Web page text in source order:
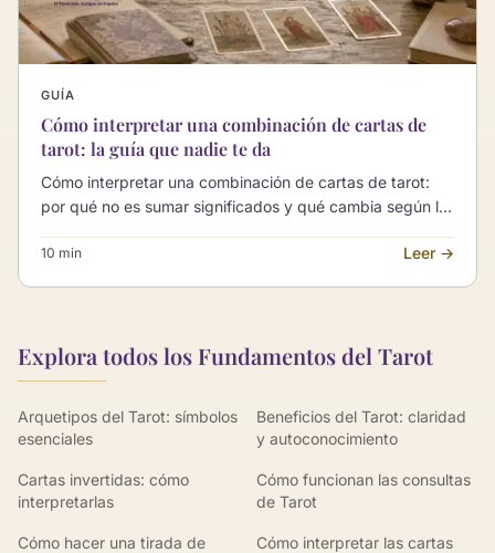
GUÍA
Cómo interpretar una combinación de cartas de
tarot: la guía que nadie te da
Cómo interpretar una combinación de cartas de tarot:
por qué no es sumar significados y qué cambia según la
10 min Leer →
Explora todos los Fundamentos del Tarot
Arquetipos del Tarot: símbolos
esenciales
Beneficios del Tarot: claridad
y autoconocimiento
Cartas invertidas: cómo
interpretarlas
Cómo funcionan las consultas
de Tarot
Cómo hacer una tirada de
Cómo interpretar las cartas